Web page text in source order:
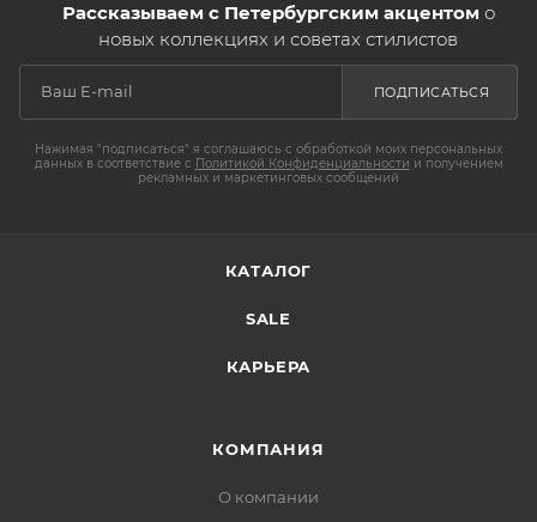
Рассказываем с Петербургским акцентом о
новых коллекциях и советах стилистов
ПОДПИСАТЬСЯ
Нажимая "подписаться" я соглашаюсь с обработкой моих персональных
данных в соответствие с Политикой Конфиденциальности и получением
рекламных и маркетинговых сообщений
КАТАЛОГ
SALE
КАРЬЕРА
КОМПАНИЯ
О компании